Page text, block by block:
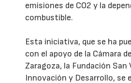
emisiones de CO2 y la
combustible.
Esta iniciativa, que se ha
con el apoyo de la Cámara
Zaragoza, la Fundación San
Innovación y Desarrollo, se